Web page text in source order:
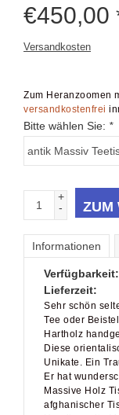
€450,00
Versandkosten
Zum Heranzoomen
versandkostenfrei
Bitte wählen Sie: *
+
-
ZUM
Informationen
Verfügbarkeit:
Lieferzeit:
Sehr schön
Tee oder
Hartholz
Diese
Unikate. Ein
Er hat
Massive Holz
afghanischer